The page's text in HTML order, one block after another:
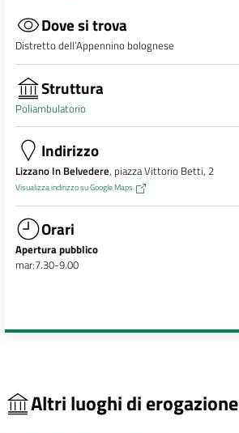
Dove si trova
Distretto dell’Appennino bolognese
Struttura
Poliambulatorio
Indirizzo
Lizzano In Belvedere, piazza Vittorio Betti, 2
Visualizza indirizzo su Google Maps
Orari
Apertura pubblico
mar:7.30-9.00
Altri luoghi di erogazione